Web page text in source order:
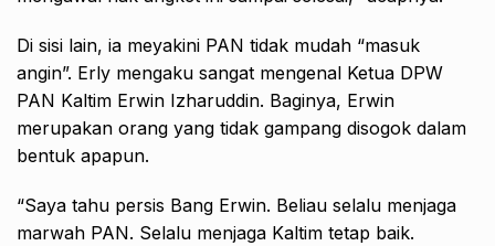
Di sisi lain, ia meyakini PAN tidak mudah “masuk
angin”. Erly mengaku sangat mengenal Ketua DPW
PAN Kaltim Erwin Izharuddin. Baginya, Erwin
merupakan orang yang tidak gampang disogok dalam
bentuk apapun.
“Saya tahu persis Bang Erwin. Beliau selalu menjaga
marwah PAN. Selalu menjaga Kaltim tetap baik.